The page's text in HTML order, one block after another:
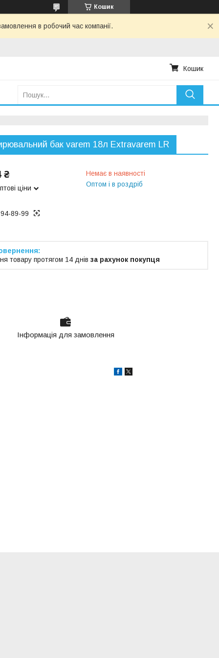
Кошик
в робочий час компанії.
Кошик
бак varem 18л Extravarem LR
₴
ціни
Немає в наявності
Оптом і в роздріб
89-99
товару протягом 14 днів за рахунок покупця
Інформація для замовлення